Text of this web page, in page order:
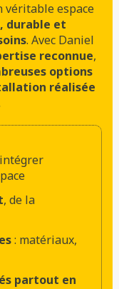
véritable espace
durable et
. Avec Daniel
reconnue,
options
réalisée
, de la
: matériaux,
partout en